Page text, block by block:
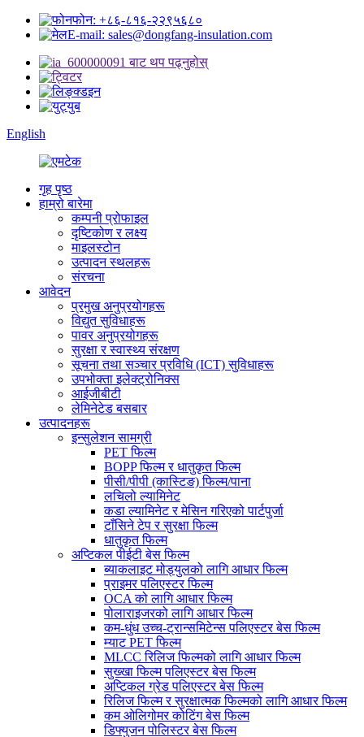
फोन: +८६-८१६-२२९५६८०
E-mail: sales@dongfang-insulation.com
English
गृह पृष्ठ
हाम्रो बारेमा
कम्पनी प्रोफाइल
दृष्टिकोण र लक्ष्य
माइलस्टोन
उत्पादन स्थलहरू
संरचना
आवेदन
प्रमुख अनुप्रयोगहरू
विद्युत सुविधाहरू
पावर अनुप्रयोगहरू
सुरक्षा र स्वास्थ्य संरक्षण
सूचना तथा सञ्चार प्रविधि (ICT) सुविधाहरू
उपभोक्ता इलेक्ट्रोनिक्स
आईजीबीटी
लेमिनेटेड बसबार
उत्पादनहरू
इन्सुलेशन सामग्री
PET फिल्म
BOPP फिल्म र धातुकृत फिल्म
पीसी/पीपी (कास्टिङ) फिल्म/पाना
लचिलो ल्यामिनेट
कडा ल्यामिनेट र मेसिन गरिएको पार्टपुर्जा
टाँसिने टेप र सुरक्षा फिल्म
धातुकृत फिल्म
अप्टिकल पीईटी बेस फिल्म
ब्याकलाइट मोड्युलको लागि आधार फिल्म
प्राइमर पलिएस्टर फिल्म
OCA को लागि आधार फिल्म
पोलाराइजरको लागि आधार फिल्म
कम-धुंध उच्च-ट्रान्समिटेन्स पलिएस्टर बेस फिल्म
म्याट PET फिल्म
MLCC रिलिज फिल्मको लागि आधार फिल्म
सुख्खा फिल्म पलिएस्टर बेस फिल्म
अप्टिकल ग्रेड पलिएस्टर बेस फिल्म
रिलिज फिल्म र सुरक्षात्मक फिल्मको लागि आधार फिल्म
कम ओलिगोमर कोटिंग बेस फिल्म
डिफ्युजन पोलिस्टर बेस फिल्म